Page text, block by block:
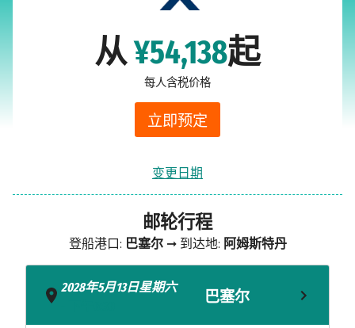
从¥54,138起
每人含税价格
立即预定
变更日期
邮轮行程
登船港口: 巴塞尔➞ 到达地: 阿姆斯特丹
2028年5月13日星期六
巴塞尔